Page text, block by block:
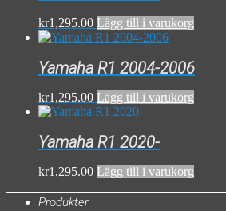
kr1,295.00 Lägg till i varukorg
Yamaha R1 2004-2006
kr1,295.00 Lägg till i varukorg
Yamaha R1 2020-
kr1,295.00 Lägg till i varukorg
Produkter